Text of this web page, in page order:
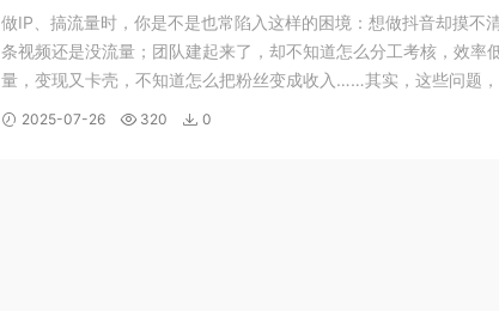
做IP、搞流量时，你是不是也常陷入这样的困境：想做抖音却摸不
条视频还是没流量；团队建起来了，却不知道怎么分工考核，效率
量，变现又卡壳，不知道怎么把粉丝变成收入……其实，这些问题
滚打的操盘手踩过坑、找到了解决办法。 这套课程汇集了11位实
2025-07-26 320 0